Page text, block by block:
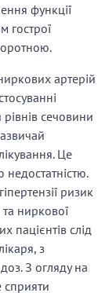
функції
гострої
артерій
рівнів сечовини
Це
недостатністю.
ризик
та ниркової
пацієнтів слід
з
З огляду на
сприяти